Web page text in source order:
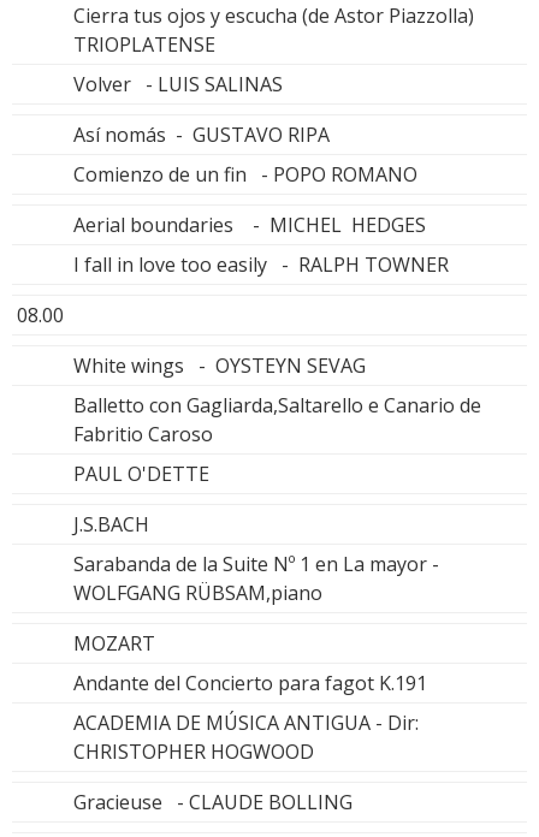
Cierra tus ojos y escucha (de Astor Piazzolla)
TRIOPLATENSE
Volver - LUIS SALINAS
Así nomás - GUSTAVO RIPA
Comienzo de un fin - POPO ROMANO
Aerial boundaries - MICHEL HEDGES
I fall in love too easily - RALPH TOWNER
08.00
White wings - OYSTEYN SEVAG
Balletto con Gagliarda,Saltarello e Canario de
Fabritio Caroso
PAUL O'DETTE
J.S.BACH
Sarabanda de la Suite Nº 1 en La mayor -
WOLFGANG RÜBSAM,piano
MOZART
Andante del Concierto para fagot K.191
ACADEMIA DE MÚSICA ANTIGUA - Dir:
CHRISTOPHER HOGWOOD
Gracieuse - CLAUDE BOLLING